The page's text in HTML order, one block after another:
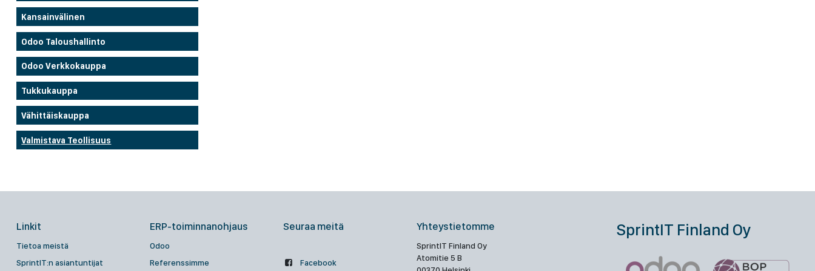
Kansainvälinen
Odoo Taloushallinto
Odoo Verkkokauppa
Tukkukauppa
Vähittäiskauppa
Valmistava Teollisuus
Linkit
Tietoa meistä
SprintIT:n asiantuntijat
ERP-toiminnanohjaus
Odoo
Referenssimme
Seuraa meitä
Facebook
Yhteystietomme
SprintIT Finland Oy
Atomitie 5 B
SprintIT Finland Oy